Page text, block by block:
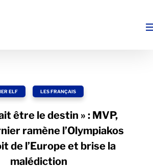
ELF LES FRANÇAIS
être le destin » : MVP,
ramène l’Olympiakos
de l’Europe et brise la
malédiction